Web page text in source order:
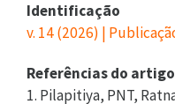
Identificação
v. 14 (2026) |
Referências do artigo
1. Pilapitiya, PNT,